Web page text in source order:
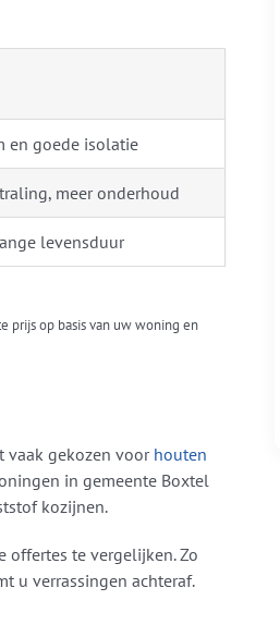
en goede isolatie
meer onderhoud
levensduur
prijs op basis van uw woning en
vaak gekozen voor houten
in gemeente Boxtel
kozijnen.
offertes te vergelijken. Zo
u verrassingen achteraf.